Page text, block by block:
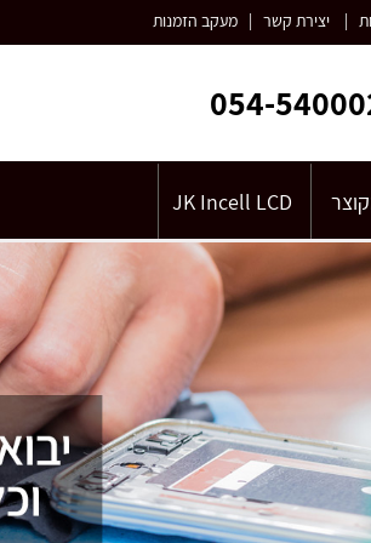
| יצירת קשר | מעקב הזמנות
054-
JK Incell LCD